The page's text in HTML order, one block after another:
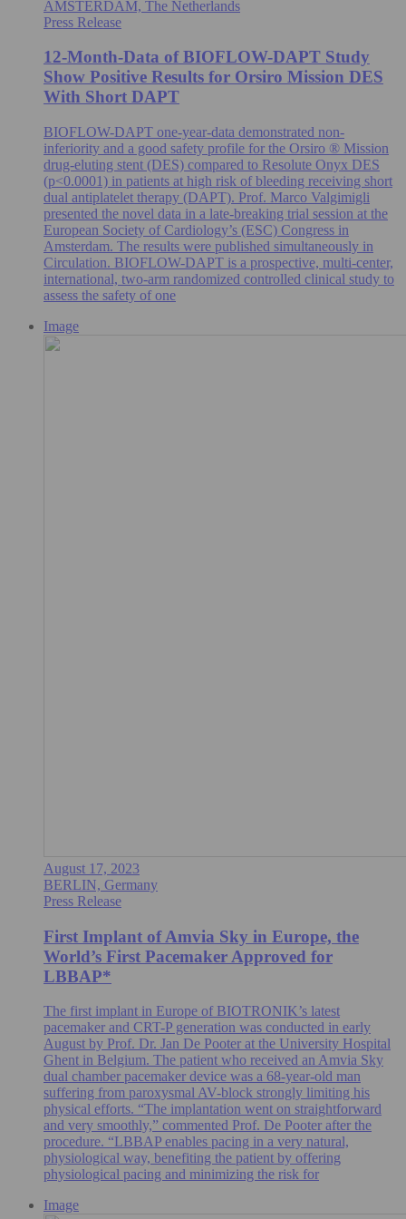
AMSTERDAM, The Netherlands
Press Release
12-Month-Data of BIOFLOW-DAPT Study
Show Positive Results for Orsiro Mission DES
With Short DAPT
BIOFLOW-DAPT one-year-data demonstrated non-
inferiority and a good safety profile for the Orsiro ® Mission
drug-eluting stent (DES) compared to Resolute Onyx DES
(p<0.0001) in patients at high risk of bleeding receiving short
dual antiplatelet therapy (DAPT). Prof. Marco Valgimigli
presented the novel data in a late-breaking trial session at the
European Society of Cardiology’s (ESC) Congress in
Amsterdam. The results were published simultaneously in
Circulation. BIOFLOW-DAPT is a prospective, multi-center,
international, two-arm randomized controlled clinical study to
assess the safety of one
Image
August 17, 2023
BERLIN, Germany
Press Release
First Implant of Amvia Sky in Europe, the
World’s First Pacemaker Approved for
LBBAP*
The first implant in Europe of BIOTRONIK’s latest
pacemaker and CRT-P generation was conducted in early
August by Prof. Dr. Jan De Pooter at the University Hospital
Ghent in Belgium. The patient who received an Amvia Sky
dual chamber pacemaker device was a 68-year-old man
suffering from paroxysmal AV-block strongly limiting his
physical efforts. “The implantation went on straightforward
and very smoothly,” commented Prof. De Pooter after the
procedure. “LBBAP enables pacing in a very natural,
physiological way, benefiting the patient by offering
physiological pacing and minimizing the risk for
Image